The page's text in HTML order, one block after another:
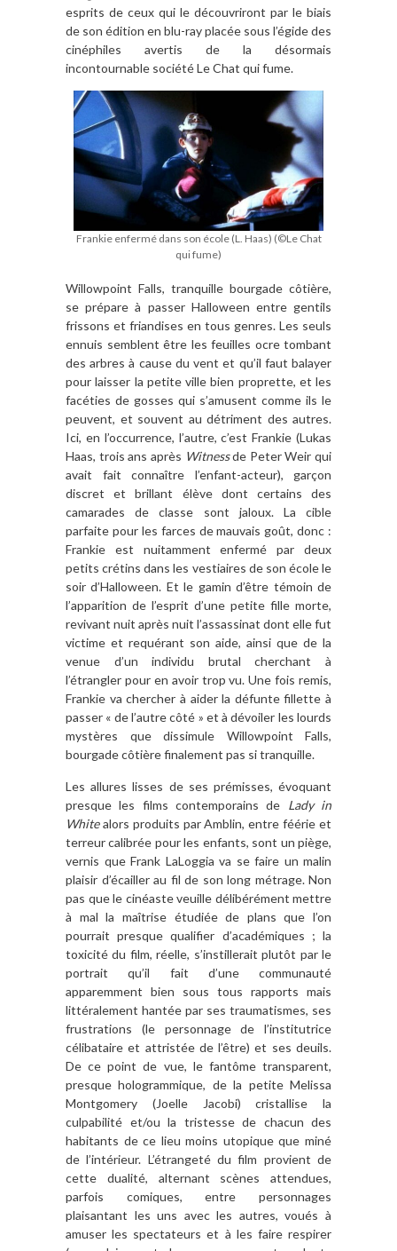
esprits de ceux qui le découvriront par le biais
de son édition en blu-ray placée sous l’égide des
cinéphiles avertis de la désormais
incontournable société Le Chat qui fume.
Frankie enfermé dans son école (L. Haas) (©Le Chat
qui fume)
Willowpoint Falls, tranquille bourgade côtière,
se prépare à passer Halloween entre gentils
frissons et friandises en tous genres. Les seuls
ennuis semblent être les feuilles ocre tombant
des arbres à cause du vent et qu’il faut balayer
pour laisser la petite ville bien proprette, et les
facéties de gosses qui s’amusent comme ils le
peuvent, et souvent au détriment des autres.
Ici, en l’occurrence, l’autre, c’est Frankie (Lukas
Haas, trois ans après Witnessde Peter Weir qui
avait fait connaître l’enfant-acteur), garçon
discret et brillant élève dont certains des
camarades de classe sont jaloux. La cible
parfaite pour les farces de mauvais goût, donc :
Frankie est nuitamment enfermé par deux
petits crétins dans les vestiaires de son école le
soir d’Halloween. Et le gamin d’être témoin de
l’apparition de l’esprit d’une petite fille morte,
revivant nuit après nuit l’assassinat dont elle fut
victime et requérant son aide, ainsi que de la
venue d’un individu brutal cherchant à
l’étrangler pour en avoir trop vu. Une fois remis,
Frankie va chercher à aider la défunte fillette à
passer « de l’autre côté » et à dévoiler les lourds
mystères que dissimule Willowpoint Falls,
bourgade côtière finalement pas si tranquille.
Les allures lisses de ses prémisses, évoquant
presque les films contemporains de Lady in
Whitealors produits par Amblin, entre féérie et
terreur calibrée pour les enfants, sont un piège,
vernis que Frank LaLoggia va se faire un malin
plaisir d’écailler au fil de son long métrage. Non
pas que le cinéaste veuille délibérément mettre
à mal la maîtrise étudiée de plans que l’on
pourrait presque qualifier d’académiques ; la
toxicité du film, réelle, s’instillerait plutôt par le
portrait qu’il fait d’une communauté
apparemment bien sous tous rapports mais
littéralement hantée par ses traumatismes, ses
frustrations (le personnage de l’institutrice
célibataire et attristée de l’être) et ses deuils.
De ce point de vue, le fantôme transparent,
presque hologrammique, de la petite Melissa
Montgomery (Joelle Jacobi) cristallise la
culpabilité et/ou la tristesse de chacun des
habitants de ce lieu moins utopique que miné
de l’intérieur. L’étrangeté du film provient de
cette dualité, alternant scènes attendues,
parfois comiques, entre personnages
plaisantant les uns avec les autres, voués à
amuser les spectateurs et à les faire respirer